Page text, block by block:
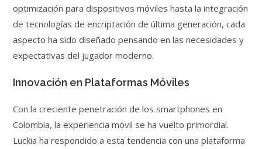
optimización para dispositivos móviles hasta la integración
de tecnologías de encriptación de última generación, cada
aspecto ha sido diseñado pensando en las necesidades y
expectativas del jugador moderno.
Innovación en Plataformas Móviles
Con la creciente penetración de los smartphones en
Colombia, la experiencia móvil se ha vuelto primordial.
Luckia ha respondido a esta tendencia con una plataforma